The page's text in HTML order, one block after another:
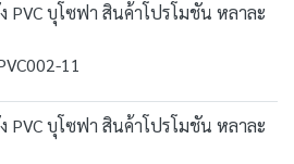
PVC บุโซฟา สินค้าโปรโมชัน หลาละ
11
PVC บุโซฟา สินค้าโปรโมชัน หลาละ